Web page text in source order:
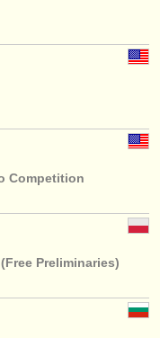
Competition
Preliminaries)